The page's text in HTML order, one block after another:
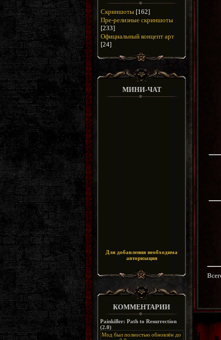
Скриншоты [162]
Пре-релизные скриншоты
[233]
Официальный концепт арт
[24]
МИНИ-ЧАТ
Для добавления необходима
авторизация
КОММЕНТАРИИ
Painkiller: Path to Resurrection
(2.0)
Мод был полностью обновлён до